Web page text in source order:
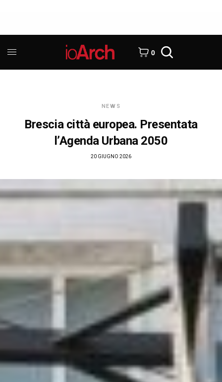
0
NEWS
Brescia città europea. Presentata
l’Agenda Urbana 2050
20 GIUGNO 2026